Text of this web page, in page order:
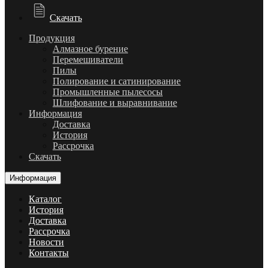
Скачать
Продукция
Алмазное бурение
Перемешиватели
Пилы
Полирование и сатинирование
Промышленные пылесосы
Шлифование и выравнивание
Информация
Доставка
История
Рассрочка
Скачать
Информация
Каталог
История
Доставка
Рассрочка
Новости
Контакты